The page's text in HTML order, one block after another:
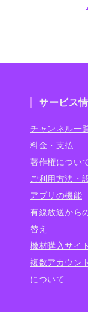
サービス
チャンネル一
料金・支払
著作権につい
ご利用方法・
アプリの機能
有線放送から
替え
機材購入サイ
複数アカウン
について